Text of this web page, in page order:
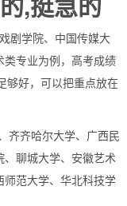
剧学院、中国传媒大
专业为例，高考成绩
够好，可以把重点放在
齐齐哈尔大学、广西民
聊城大学、安徽艺术
范大学、华北科技学